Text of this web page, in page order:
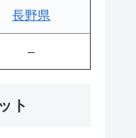
長野県
–
ト